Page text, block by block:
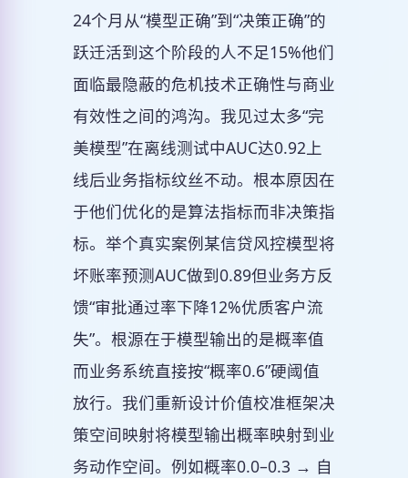
24个月从“模型正确”到“决策正确”的
跃迁活到这个阶段的人不足15%他们
面临最隐蔽的危机技术正确性与商业
有效性之间的鸿沟。我见过太多“完
美模型”在离线测试中AUC达0.92上
线后业务指标纹丝不动。根本原因在
于他们优化的是算法指标而非决策指
标。举个真实案例某信贷风控模型将
坏账率预测AUC做到0.89但业务方反
馈“审批通过率下降12%优质客户流
失”。根源在于模型输出的是概率值
而业务系统直接按“概率0.6”硬阈值
放行。我们重新设计价值校准框架决
策空间映射将模型输出概率映射到业
务动作空间。例如概率0.0–0.3 → 自